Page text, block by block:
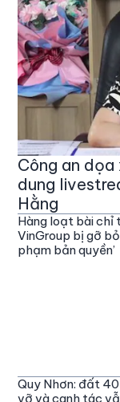
Công an
dung
Hằng
Hàng loạt bài chỉ
VinGroup bị gỡ bỏ
phạm bản quyền’
Quy Nhơn: đất
vỡ và canh tác